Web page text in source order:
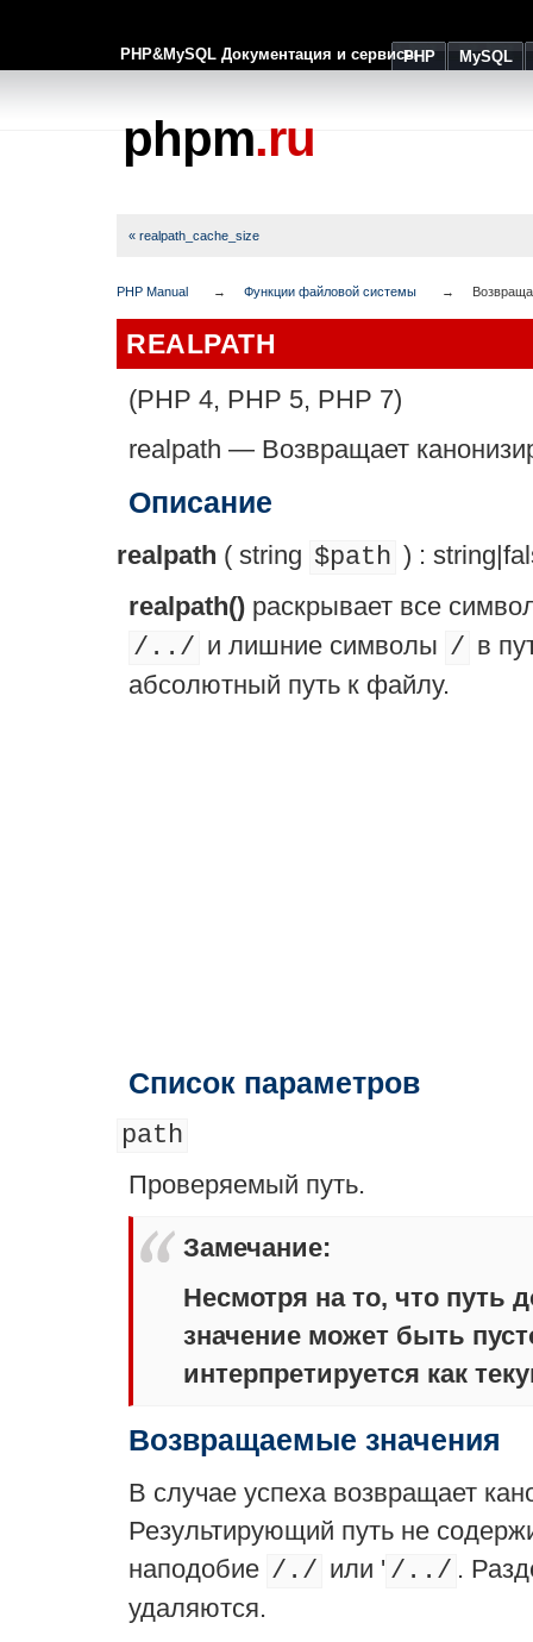
PHP&MySQL Документация и сервисыPHP MySQL
phpm.ru
« realpath_cache_size
PHP Manual Функции файловой системы
REALPATH
(PHP 4, PHP 5, PHP 7)
realpath — Возвращает
Описание
realpath ( string $path ) : string|
realpath() раскрывает все
/../ и лишние символы / в
абсолютный путь к файлу.
Список параметров
path
Проверяемый путь.
Замечание:
Несмотря на то, что путь
значение может быть
интерпретируется как
Возвращаемые значения
В случае успеха возвращает
Результирующий путь не
наподобие /./ или ' /../ .
удаляются.